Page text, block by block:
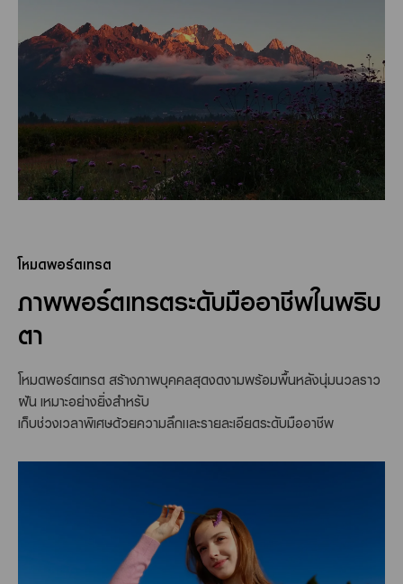
โหมดพอร์ตเทรต
ภาพพอร์ตเทรตระดับมืออาชีพในพริบ
ตา
โหมดพอร์ตเทรต สร้างภาพบุคคลสุดงดงามพร้อมพื้นหลังนุ่มนวลราว
ฝัน เหมาะอย่างยิ่งสำหรับ
เก็บช่วงเวลาพิเศษด้วยความลึกและรายละเอียดระดับมืออาชีพ